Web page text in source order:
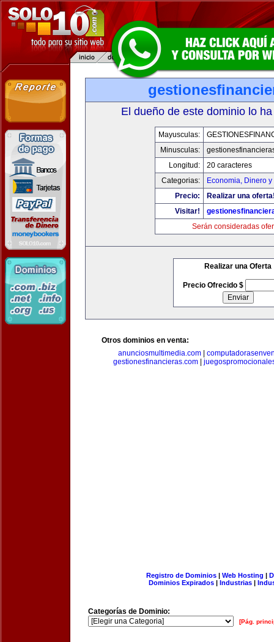
El dueño de este dominio lo
Mayusculas:
Minusculas:
Longitud:
20 caracteres
Categorias:
Economia, Dinero
Precio:
Realizar una
Visitar!
Serán consideradas
Realizar una Oferta
Precio Ofrecido $
Otros dominios en venta:
anunciosmultimedia.com
gestionesfinancieras.com
Registro de Dominios| Web Hosting |
Dominios Expirados | Industrias |
Categorías de Dominio:
[Pág.